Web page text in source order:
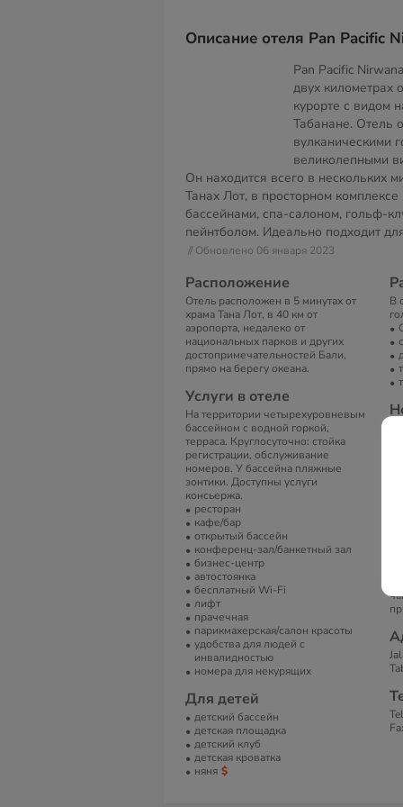
Описание отеля Pan Pacific
Pan Pacific
двух километрах
курорте с видом
Табанане. Отель
вулканическими
великолепными
Он находится всего в нескольких
Танах Лот, в просторном
бассейнами, спа-салоном, гольф-
пейнтболом. Идеально подходит
// Обновлено 06 января 2023
Расположение
Отель расположен в 5 минутах от
храма Тана Лот, в 40 км от
аэропорта, недалеко от
национальных парков и других
достопримечательностей Бали,
прямо на берегу океана.
Услуги в отеле
На территории четырехуровневым
бассейном с водной горкой,
терраса. Круглосуточно: стойка
регистрации, обслуживание
номеров. У бассейна пляжные
зонтики. Доступны услуги
консьержа.
ресторан
кафе/бар
открытый бассейн
конференц-зал/банкетный зал
бизнес-центр
автостоянка
бесплатный Wi-Fi
лифт
прачечная
парикмахерская/салон красоты
удобства для людей с
инвалидностью
номера для некурящих
Для детей
детский бассейн
детская площадка
детский клуб
детская кроватка
няня
В